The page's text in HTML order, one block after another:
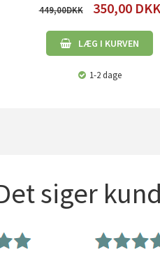
449,00 350,00 DKK
LÆG I KURVEN
1-2 dage
siger